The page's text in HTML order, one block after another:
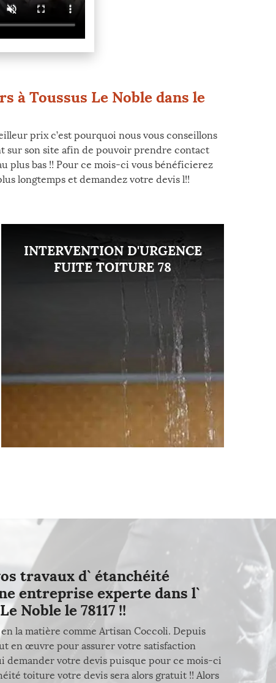
à Toussus Le Noble dans le
prix c’est pourquoi nous vous conseillons
sur son site afin de pouvoir prendre contact
plus bas !! Pour ce mois-ci vous bénéficierez
longtemps et demandez votre devis l!!
INTERVENTION D'URGENCE
FUITE TOITURE 78
travaux d` étanchéité
entreprise experte dans l`
Noble le 78117 !!
la matière comme Artisan Coccoli. Depuis
en œuvre pour assurer votre satisfaction
demander votre devis puisque pour ce mois-ci
toiture votre devis sera alors gratuit !! Alors